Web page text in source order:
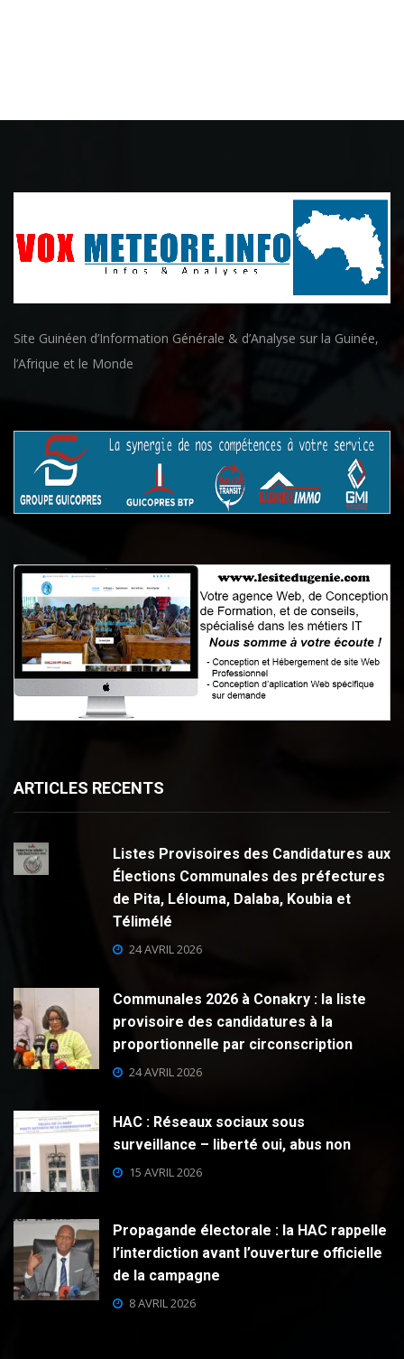
Site Guinéen d’Information Générale & d’Analyse sur la Guinée,
l’Afrique et le Monde
ARTICLES RECENTS
Listes Provisoires des Candidatures aux
Élections Communales des préfectures
de Pita, Lélouma, Dalaba, Koubia et
Télimélé
24 AVRIL 2026
Communales 2026 à Conakry : la liste
provisoire des candidatures à la
proportionnelle par circonscription
24 AVRIL 2026
HAC : Réseaux sociaux sous
surveillance – liberté oui, abus non
15 AVRIL 2026
Propagande électorale : la HAC rappelle
l’interdiction avant l’ouverture officielle
de la campagne
8 AVRIL 2026